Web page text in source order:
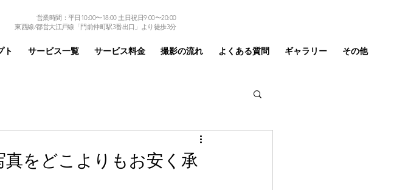
営業時間：平日10:00〜18:00 土日祝日9:00〜20:00
東西線/都営大江戸線「門前仲町駅3番出口」より徒歩3分
ト サービス一覧 サービス料金 撮影の流れ よくある質問 ギャラリー その他
をどこよりもお安く承